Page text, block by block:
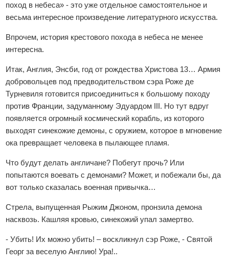
поход в небеса» - это уже отдельное самостоятельное и
весьма интересное произведение литературного искусства.
Впрочем, история крестового похода в небеса не менее
интересна.
Итак, Англия, Энсби, год от рождества Христова 13… Армия
добровольцев под предводительством сэра Роже де
Турневиля готовится присоединиться к большому походу
против Франции, задуманному Эдуардом III. Но тут вдруг
появляется огромный космический корабль, из которого
выходят синекожие демоны, с оружием, которое в мгновение
ока превращает человека в пылающее пламя.
Что будут делать англичане? Побегут прочь? Или
попытаются воевать с демонами? Может, и побежали бы, да
вот только сказалась военная привычка…
Стрела, выпущенная Рыжим Джоном, пронзила демона
насквозь. Кашляя кровью, синекожий упал замертво.
- Убить! Их можно убить! – воскликнул сэр Роже, - Святой
Георг за веселую Англию! Ура!..